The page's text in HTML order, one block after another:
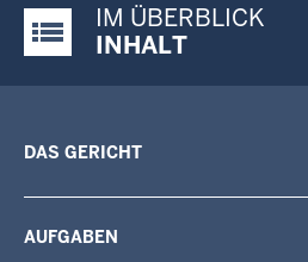
Justiz-Portal im Überblick:
IM ÜBERBLICK
INHALT
DAS GERICHT
AUFGABEN